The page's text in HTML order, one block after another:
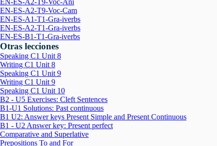
EN-ES-A2-T9-Voc-Ani
EN-ES-A2-T9-Voc-Cam
EN-ES-A1-T1-Gra-iverbs
EN-ES-A2-T1-Gra-iverbs
EN-ES-B1-T1-Gra-iverbs
Otras lecciones
Speaking C1 Unit 8
Writing C1 Unit 8
Speaking C1 Unit 9
Writing C1 Unit 9
Speaking C1 Unit 10
B2 - U5 Exercises: Cleft Sentences
B1-U1 Solutions: Past continuous
B1 U2: Answer keys Present Simple and Present Continuous
B1 - U2 Answer key: Present perfect
Comparative and Superlative
Prepositions To and For